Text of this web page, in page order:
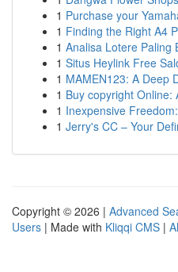
1 Purchase your
1 Finding the Right A4
1 Analisa Lotere Paling
1 Situs Heylink Free
1 MAMEN123: A Deep
1 Buy copyright Online:
1 Inexpensive
1 Jerry's CC – Your
Copyright © 2026 | Advanced
Users | Made with Kliqqi CMS |